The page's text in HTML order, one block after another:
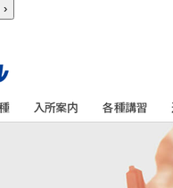
›